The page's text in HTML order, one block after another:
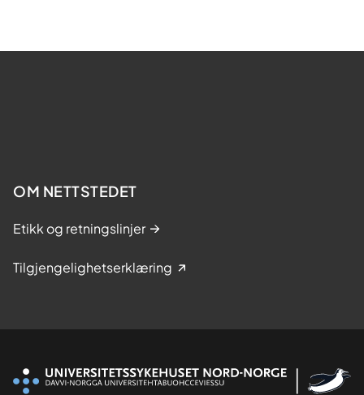
OM NETTSTEDET
Etikk og retningslinjer
Tilgjengelighetserklæring